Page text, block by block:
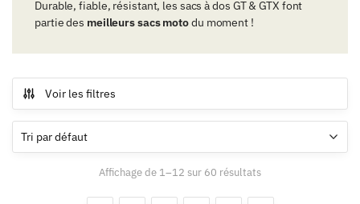
Durable, fiable, résistant, les sacs à dos GT & GTX font
partie des meilleurs sacs motodu moment !
Voir les filtres
Affichage de 1–12 sur 60 résultats